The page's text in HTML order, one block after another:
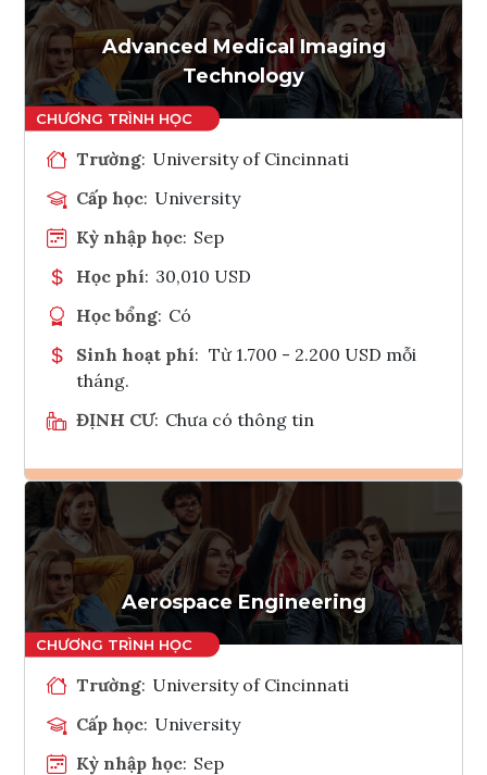
Tham vấn Interlink
Advanced Medical Imaging
Technology
Trường: University of Cincinnati
Cấp học: University
Kỳ nhập học: Sep
Học phí: 30,010 USD
Học bổng: Có
Sinh hoạt phí: Từ 1.700 - 2.200 USD mỗi
tháng.
ĐỊNH CƯ: Chưa có thông tin
Ghi danh
Tham vấn Interlink
Aerospace Engineering
Trường: University of Cincinnati
Cấp học: University
Kỳ nhập học: Sep